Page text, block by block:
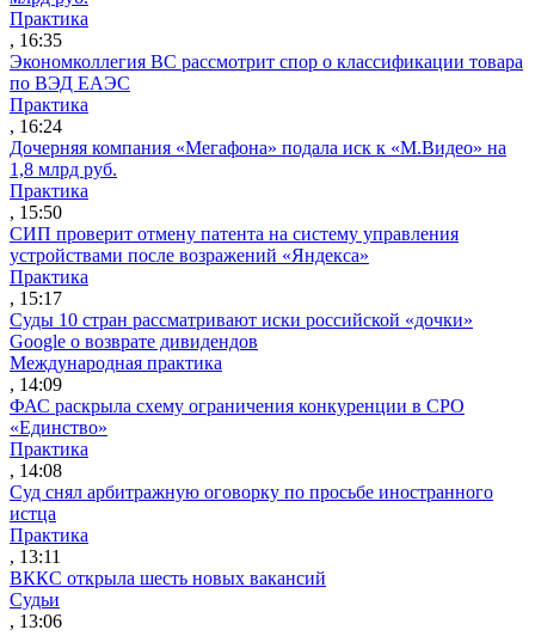
Практика
, 16:35
Экономколлегия ВС рассмотрит спор о классификации товара
по ВЭД ЕАЭС
Практика
, 16:24
Дочерняя компания «Мегафона» подала иск к «М.Видео» на
1,8 млрд руб.
Практика
, 15:50
СИП проверит отмену патента на систему управления
устройствами после возражений «Яндекса»
Практика
, 15:17
Суды 10 стран рассматривают иски российской «дочки»
Google о возврате дивидендов
Международная практика
, 14:09
ФАС раскрыла схему ограничения конкуренции в СРО
«Единство»
Практика
, 14:08
Суд снял арбитражную оговорку по просьбе иностранного
истца
Практика
, 13:11
ВККС открыла шесть новых вакансий
Судьи
, 13:06